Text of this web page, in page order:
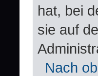
hat, bei
sie auf
Nach